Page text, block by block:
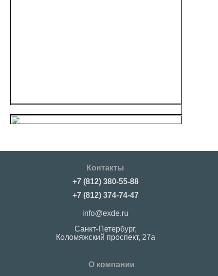
Контакты
+7 (812) 380-55-88
+7 (812) 374-74-47
info@exde.ru
Санкт-Петербург,
Коломяжский проспект, 27a
О компании